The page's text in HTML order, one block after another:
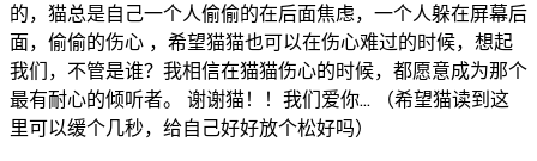
的，猫总是自己一个人偷偷的在后面焦虑，一个人躲在屏幕后
面，偷偷的伤心 ，希望猫猫也可以在伤心难过的时候，想起
我们，不管是谁？我相信在猫猫伤心的时候，都愿意成为那个
最有耐心的倾听者。 谢谢猫！！我们爱你… （希望猫读到这
里可以缓个几秒，给自己好好放个松好吗）